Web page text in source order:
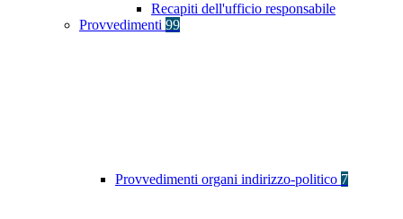
Recapiti dell'ufficio responsabile
Provvedimenti 99
Provvedimenti organi indirizzo-politico 7